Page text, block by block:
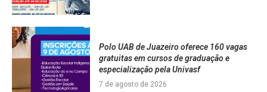
Polo UAB de Juazeiro oferece 160 vagas
gratuitas em cursos de graduação e
especialização pela Univasf
7 de agosto de 2026